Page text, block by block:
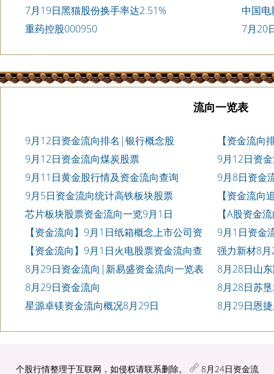
7月19日黑猫股份换手率达2.51%
中国电
重药控股000950
7月20
流向一览表
9月12日资金流向排名|银行概念股
【资金流向
资金流向查询
9月12日资金流向煤炭股票
9月12日资
9月11日黄金股行情及资金流向查询
9月8日资金
9月5日资金流向统计高铁板块股票
【资金流
排名
芯片板块股票资金流向一览9月1日
【A股资金
流向排名
【资金流向】9月1日纸箱概念上市公司资
金流向查询
9月1日资金
【资金流向】9月1日火电股票资金流向查
强力新材8
8月29日资金流向|新易盛资金流向一览表
8月28日山
8月29日资金流向
8月28日苏
星源卓镁资金流向概况8月29日
8月29日恩
个股行情整理于互联网，如侵权请联系删除。 8月24日资金流